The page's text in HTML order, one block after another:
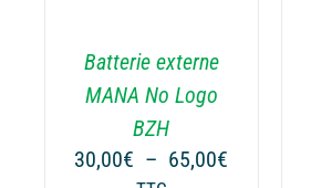
Batterie externe
MANA No Logo
BZH
30,00€ – 65,00€
LES
OPTIONS
PEUVENT
ÊTRE
CHOISIES